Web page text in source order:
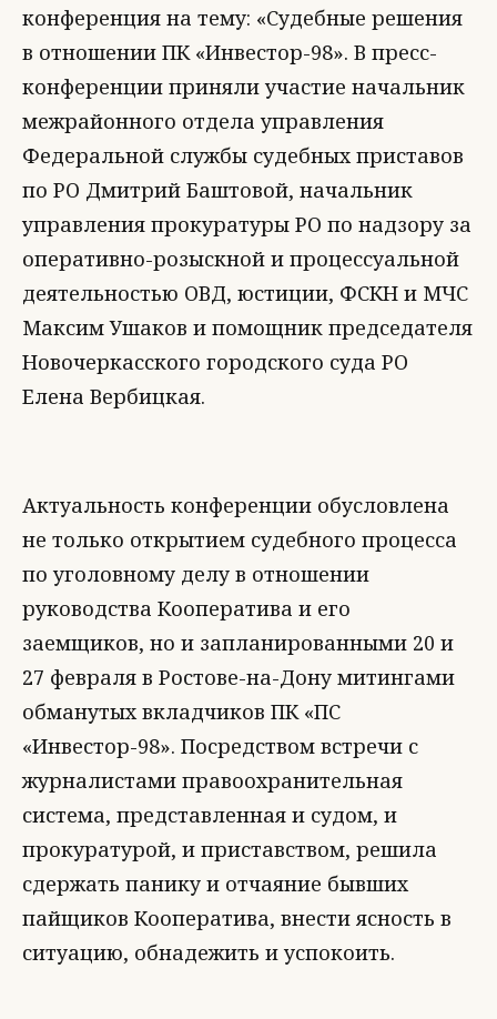
конференция на тему: «Судебные решения
в отношении ПК «Инвестор-98». В пресс-
конференции приняли участие начальник
межрайонного отдела управления
Федеральной службы судебных приставов
по РО Дмитрий Баштовой, начальник
управления прокуратуры РО по надзору за
оперативно-розыскной и процессуальной
деятельностью ОВД, юстиции, ФСКН и МЧС
Максим Ушаков и помощник председателя
Новочеркасского городского суда РО
Елена Вербицкая.
Актуальность конференции обусловлена
не только открытием судебного процесса
по уголовному делу в отношении
руководства Кооператива и его
заемщиков, но и запланированными 20 и
27 февраля в Ростове-на-Дону митингами
обманутых вкладчиков ПК «ПС
«Инвестор-98». Посредством встречи с
журналистами правоохранительная
система, представленная и судом, и
прокуратурой, и приставством, решила
сдержать панику и отчаяние бывших
пайщиков Кооператива, внести ясность в
ситуацию, обнадежить и успокоить.